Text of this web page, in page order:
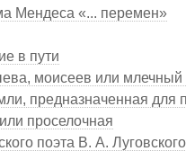
Мендеса «... перемен»
в пути
моисеев или млечный
предназначенная для
проселочная
поэта В. А.